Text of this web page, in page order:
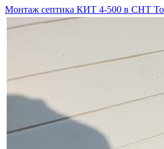
Монтаж септика КИТ 4-500 в СНТ